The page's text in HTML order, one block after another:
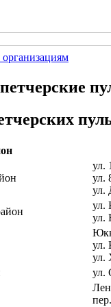
ул.
ул.
ул.
ул.
ул.
ул.
ул.
ул.